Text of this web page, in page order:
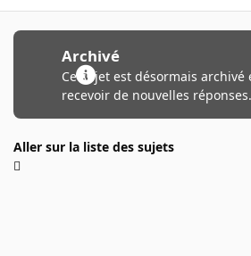
Archivé
Ce sujet est désormais
recevoir de nouvelles réponses.
Aller sur la liste des sujets